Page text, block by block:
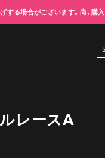
る場合がございます。尚、購
レースA